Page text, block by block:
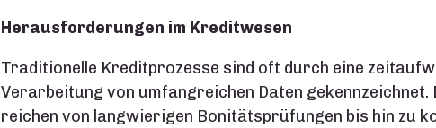
Herausforderungen im Kreditwesen
Traditionelle Kreditprozesse sind oft durch eine
Verarbeitung von umfangreichen Daten
reichen von langwierigen Bonitätsprüfungen bis hin zu